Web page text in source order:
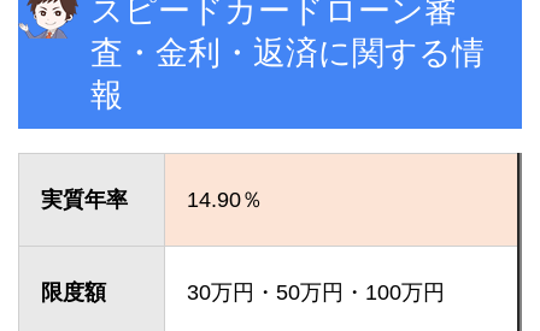
スピードカードローン審
査・金利・返済に関する情
報
実質年率 14.90％
限度額 30万円・50万円・100万円